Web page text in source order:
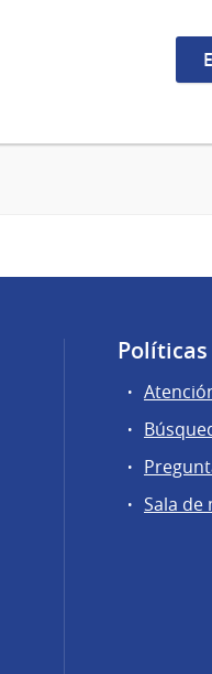
Sala de